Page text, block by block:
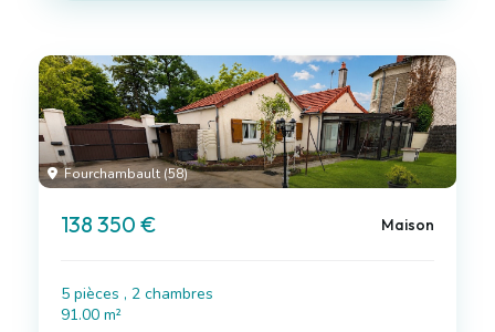
Fourchambault (58)
138 350 € Maison
5 pièces , 2 chambres
91.00 m²